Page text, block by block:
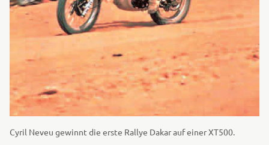
Cyril Neveu gewinnt die erste Rallye Dakar auf einer XT500.